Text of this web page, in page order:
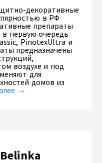
декоративные
в РФ
препараты
первую очередь
PinotexUltra и
предназначены
воздухе и под
для
домов из
→